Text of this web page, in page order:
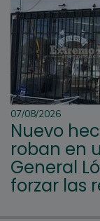
07/08/2026
Nuevo
roban en
General
forzar las